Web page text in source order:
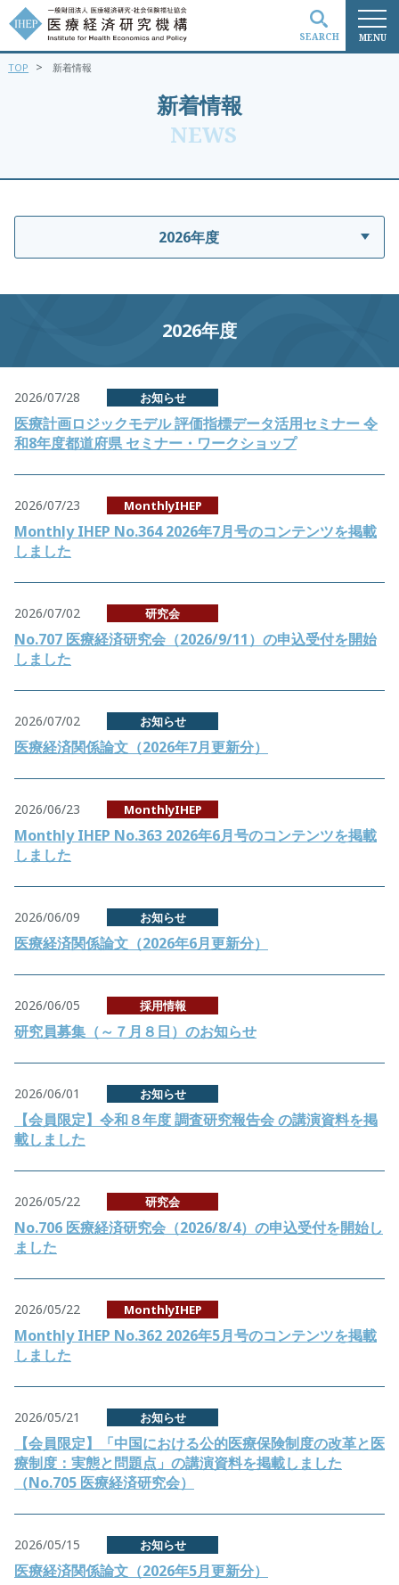
MENU
SEARCH
新着情報
NEWS
TOP > 新着情報
2026年度
2026年度
2026/07/28 お知らせ
医療計画ロジックモデル 評価指標データ活用セミナー 令
和8年度都道府県 セミナー・ワークショップ
2026/07/23 MonthlyIHEP
Monthly IHEP No.364 2026年7月号のコンテンツを掲載
しました
2026/07/02 研究会
No.707 医療経済研究会（2026/9/11）の申込受付を開始
しました
2026/07/02 お知らせ
医療経済関係論文（2026年7月更新分）
2026/06/23 MonthlyIHEP
Monthly IHEP No.363 2026年6月号のコンテンツを掲載
しました
2026/06/09 お知らせ
医療経済関係論文（2026年6月更新分）
2026/06/05 採用情報
研究員募集（～７月８日）のお知らせ
2026/06/01 お知らせ
【会員限定】令和８年度 調査研究報告会 の講演資料を掲
載しました
2026/05/22 研究会
No.706 医療経済研究会（2026/8/4）の申込受付を開始し
ました
2026/05/22 MonthlyIHEP
Monthly IHEP No.362 2026年5月号のコンテンツを掲載
しました
2026/05/21 お知らせ
【会員限定】「中国における公的医療保険制度の改革と医
療制度：実態と問題点」の講演資料を掲載しました
（No.705 医療経済研究会）
2026/05/15 お知らせ
医療経済関係論文（2026年5月更新分）